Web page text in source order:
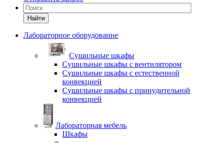
Найти
Лабораторное оборудование
Cушильные шкафы
Сушильные шкафы с вентилятором
Сушильные шкафы с естественной
конвекцией
Сушильные шкафы с принудительной
конвекцией
Лабораторная мебель
Шкафы